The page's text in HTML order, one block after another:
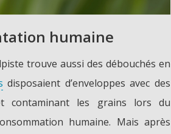
humaine
trouve aussi des débouchés en
disposaient d’enveloppes avec des
contaminant les grains lors du
humaine. Mais après